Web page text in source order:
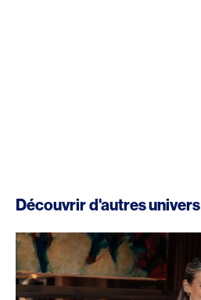
Découvrir d'autres univers